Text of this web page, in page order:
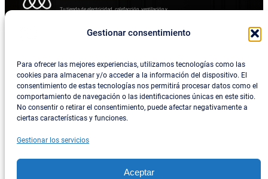
Gestionar consentimiento
Para ofrecer las mejores experiencias, utilizamos tecnologías como las
cookies para almacenar y/o acceder a la información del dispositivo. El
consentimiento de estas tecnologías nos permitirá procesar datos como el
comportamiento de navegación o las identificaciones únicas en este sitio.
No consentir o retirar el consentimiento, puede afectar negativamente a
ciertas características y funciones.
Gestionar los servicios
Aceptar
Tu tienda de electricidad, calefacción, ventilación y
Blog
Privacidad
Política de devoluciones y reembolsos
Política de privacidad
Términos y condiciones
Contacta con consotros
Social